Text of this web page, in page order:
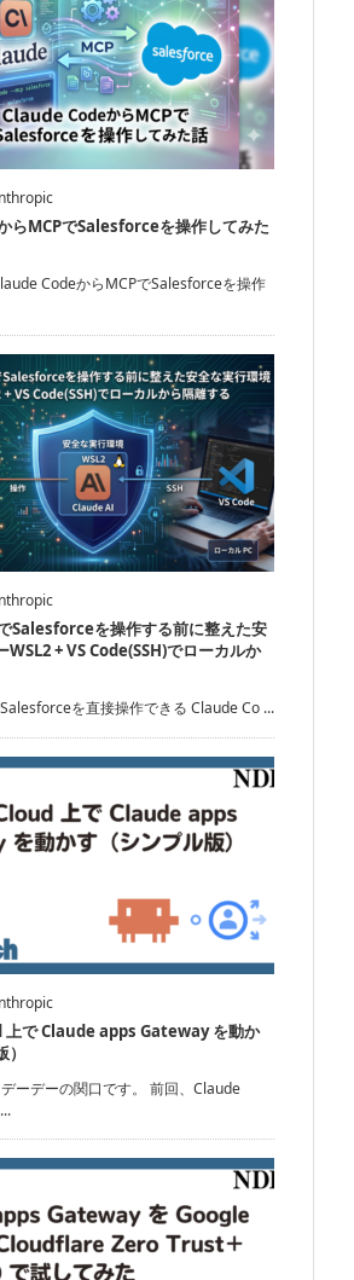
らMCPでSalesforceを操作してみた
CodeからMCPでSalesforceを操作
Salesforceを操作する前に整えた安
WSL2 + VS Code(SSH)でローカルか
を直接操作できる Claude Co ...
で Claude apps Gateway を動か
ーデーの関口です。 前回、Claude